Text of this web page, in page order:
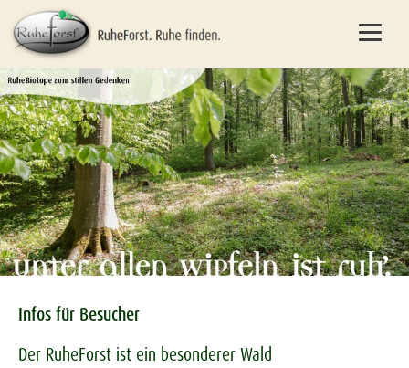
Infos für Besucher
Der RuheForst ist ein besonderer Wald